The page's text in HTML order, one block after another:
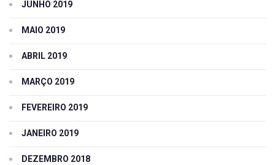
JUNHO 2019
MAIO 2019
ABRIL 2019
MARÇO 2019
FEVEREIRO 2019
JANEIRO 2019
DEZEMBRO 2018